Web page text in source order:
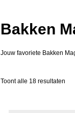
Bakken
Jouw favoriete Bakken
Toont alle 18 resultaten